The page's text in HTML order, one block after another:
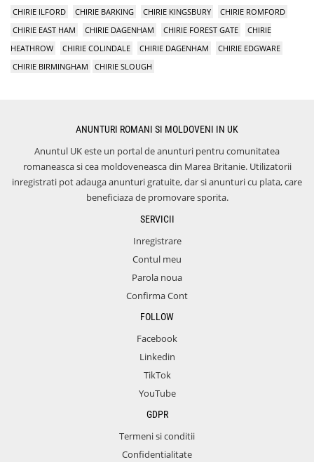
CHIRIE ILFORD
CHIRIE BARKING CHIRIE KINGSBURY
CHIRIE ROMFORD
CHIRIE EAST HAM
CHIRIE DAGENHAM CHIRIE FOREST GATE
CHIRIE
HEATHROW
CHIRIE COLINDALE CHIRIE DAGENHAM
CHIRIE EDGWARE
CHIRIE BIRMINGHAM
CHIRIE SLOUGH
ANUNTURI ROMANI SI MOLDOVENI IN UK
Anuntul UK este un portal de anunturi pentru comunitatea
romaneasca si cea moldoveneasca din Marea Britanie. Utilizatorii
inregistrati pot adauga anunturi gratuite, dar si anunturi cu plata, care
beneficiaza de promovare sporita.
SERVICII
Inregistrare
Contul meu
Parola noua
Confirma Cont
FOLLOW
Facebook
Linkedin
TikTok
YouTube
GDPR
Termeni si conditii
Confidentialitate